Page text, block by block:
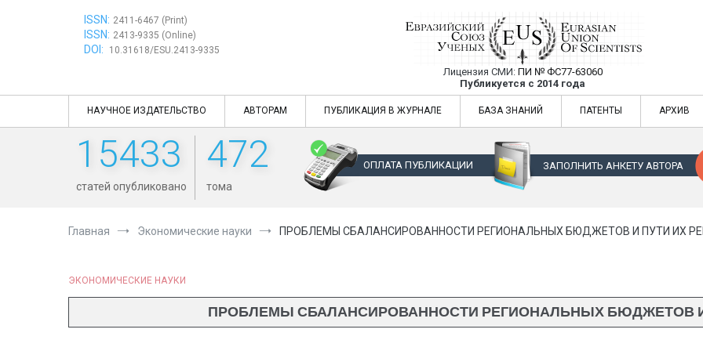
ISSN: 2411-6467 (Print)
ISSN: 2413-9335 (Online)
DOI: 10.31618/ESU.2413-9335
Евразийский Союз Ученых —
Лицензия СМИ: ПИ № ФС77-63060
Публикуется с 2014 года
Евразийский Союз Ученых — публикация научных статей в
НАУЧНОЕ ИЗДАТЕЛЬСТВО АВТОРАМ ПУБЛИКАЦИЯ В ЖУРНАЛЕ БАЗА ЗНАНИЙ ПАТЕНТЫ АРХИВ
15433
статей опубликовано
472
тома
ОПЛАТА ПУБЛИКАЦИИ ЗАПОЛНИТЬ АНКЕТУ АВТОРА
Главная Экономические науки ПРОБЛЕМЫ СБАЛАНСИРОВАННОСТИ РЕГИОНАЛЬНЫХ БЮДЖЕТОВ И ПУТИ ИХ
ЭКОНОМИЧЕСКИЕ НАУКИ
ПРОБЛЕМЫ СБАЛАНСИРОВАННОСТИ РЕГИОНАЛЬНЫХ БЮДЖЕТОВ